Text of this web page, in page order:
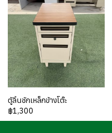
ตู้ลิ้นชักเหล็กข้างโต๊ะ
฿1,300